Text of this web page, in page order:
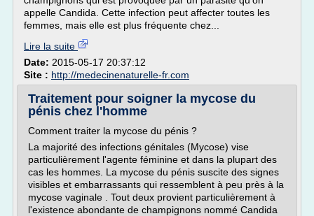
appelle Candida. Cette infection peut affecter toutes les
femmes, mais elle est plus fréquente chez...
Lire la suite
Date: 2015-05-17 20:37:12
Site : http://medecinenaturelle-fr.com
Traitement pour soigner la mycose du
pénis chez l'homme
Comment traiter la mycose du pénis ?
La majorité des infections génitales (Mycose) vise
particulièrement l'agente féminine et dans la plupart des
cas les hommes. La mycose du pénis suscite des signes
visibles et embarrassants qui ressemblent à peu près à la
mycose vaginale . Tout deux provient particulièrement à
l'existence abondante de champignons nommé Candida